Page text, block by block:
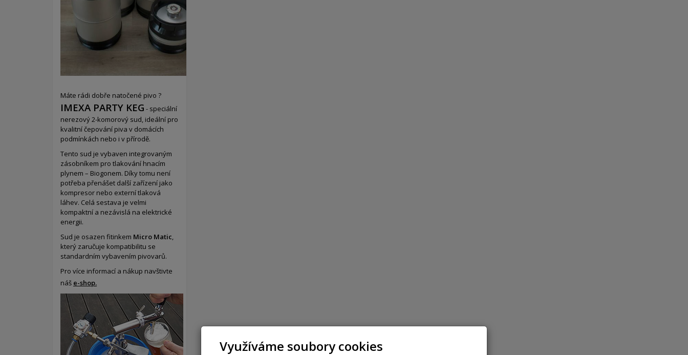
Máte rádi dobře natočené pivo ?
IMEXA PARTY KEG - speciální
nerezový 2-komorový sud, ideální pro
kvalitní čepování piva v domácích
podmínkách nebo i v přírodě.
Tento sud je vybaven integrovaným
zásobníkem pro tlakování hnacím
plynem – Biogonem. Díky tomu není
potřeba přenášet další zařízení jako
kompresor nebo externí tlaková
láhev. Celá sestava je velmi
kompaktní a nezávislá na elektrické
energii.
Sud je osazen fitinkem Micro Matic,
který zaručuje kompatibilitu se
standardním vybavením pivovarů.
Pro více informací a nákup navštivte
náš e-shop.
Využíváme soubory cookies